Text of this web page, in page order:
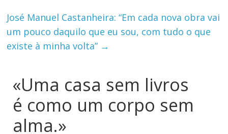
José Manuel Castanheira: “Em cada nova obra vai
um pouco daquilo que eu sou, com tudo o que
existe à minha volta” →
«Uma casa sem livros
é como um corpo sem
alma.»